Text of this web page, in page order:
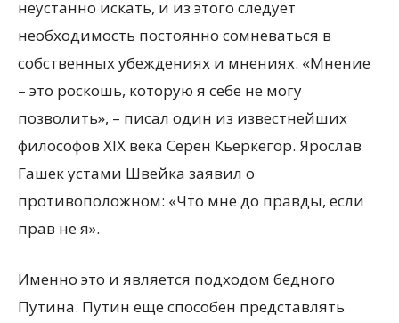
неустанно искать, и из этого следует
необходимость постоянно сомневаться в
собственных убеждениях и мнениях. «Мнение
– это роскошь, которую я себе не могу
позволить», – писал один из известнейших
философов XIX века Серен Кьеркегор. Ярослав
Гашек устами Швейка заявил о
противоположном: «Что мне до правды, если
прав не я».
Именно это и является подходом бедного
Путина. Путин еще способен представлять